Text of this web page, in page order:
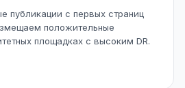
публикации с первых страниц
положительные
площадках с высоким DR.